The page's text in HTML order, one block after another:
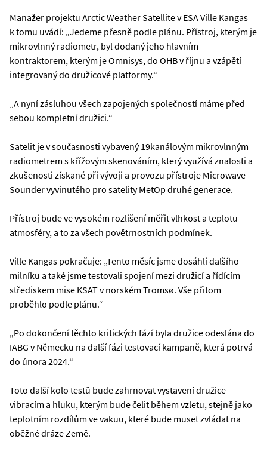
Manažer projektu Arctic Weather Satellite v ESA Ville Kangas
k tomu uvádí: „Jedeme přesně podle plánu. Přístroj, kterým je
mikrovlnný radiometr, byl dodaný jeho hlavním
kontraktorem, kterým je Omnisys, do OHB v říjnu a vzápětí
integrovaný do družicové platformy.“
„A nyní zásluhou všech zapojených společností máme před
sebou kompletní družici.“
Satelit je v současnosti vybavený 19kanálovým mikrovlnným
radiometrem s křížovým skenováním, který využívá znalosti a
zkušenosti získané při vývoji a provozu přístroje Microwave
Sounder vyvinutého pro satelity MetOp druhé generace.
Přístroj bude ve vysokém rozlišení měřit vlhkost a teplotu
atmosféry, a to za všech povětrnostních podmínek.
Ville Kangas pokračuje: „Tento měsíc jsme dosáhli dalšího
milníku a také jsme testovali spojení mezi družicí a řídícím
střediskem mise KSAT v norském Tromsø. Vše přitom
proběhlo podle plánu.“
„Po dokončení těchto kritických fází byla družice odeslána do
IABG v Německu na další fázi testovací kampaně, která potrvá
do února 2024.“
Toto další kolo testů bude zahrnovat vystavení družice
vibracím a hluku, kterým bude čelit během vzletu, stejně jako
teplotním rozdílům ve vakuu, které bude muset zvládat na
oběžné dráze Země.